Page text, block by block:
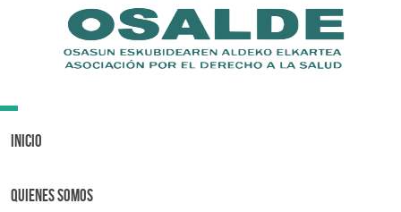
Toggle
Inicio
Quienes Somos